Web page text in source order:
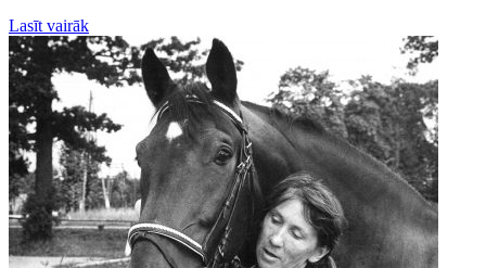
Lasīt vairāk